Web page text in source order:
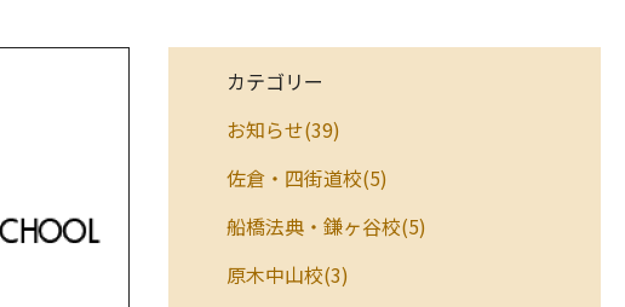
カテゴリー
お知らせ(39)
佐倉・四街道校(5)
船橋法典・鎌ヶ谷校(5)
原木中山校(3)